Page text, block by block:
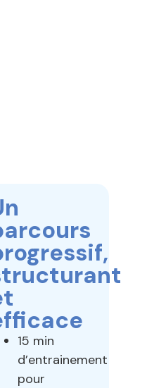
15 min
d’entrainement
pour